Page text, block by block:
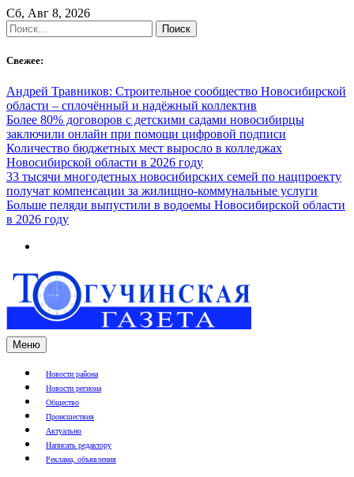
Skip
to
content
Сб, Авг 8, 2026
Найти:
Свежее:
Андрей Травников: Строительное сообщество Новосибирской
области – сплочённый и надёжный коллектив
Более 80% договоров с детскими садами новосибирцы
заключили онлайн при помощи цифровой подписи
Количество бюджетных мест выросло в колледжах
Новосибирской области в 2026 году
33 тысячи многодетных новосибирских семей по нацпроекту
получат компенсации за жилищно-коммунальные услуги
Больше пеляди выпустили в водоемы Новосибирской области
в 2026 году
Меню
Новости района
Новости региона
Общество
Происшествия
Актуально
Написать редактору
Реклама, объявления